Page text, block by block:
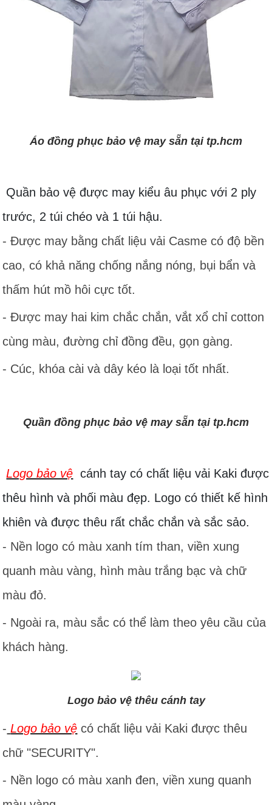
Áo đồng phục bảo vệ may sẵn tại tp.hcm
Quần bảo vệ được may kiểu âu phục với 2 ply
trước, 2 túi chéo và 1 túi hậu.
- Được may bằng chất liệu vải Casme có độ bền
cao, có khả năng chống nắng nóng, bụi bẩn và
thấm hút mồ hôi cực tốt.
- Được may hai kim chắc chắn, vắt xổ chỉ cotton
cùng màu, đường chỉ đồng đều, gọn gàng.
- Cúc, khóa cài và dây kéo là loại tốt nhất.
Quần đồng phục bảo vệ may sẵn tại tp.hcm
Logo bảo vệ cánh tay có chất liệu vải Kaki được
thêu hình và phối màu đẹp. Logo có thiết kế hình
khiên và được thêu rất chắc chắn và sắc sảo.
- Nền logo có màu xanh tím than, viền xung
quanh màu vàng, hình màu trắng bạc và chữ
màu đỏ.
- Ngoài ra, màu sắc có thể làm theo yêu cầu của
khách hàng.
Logo bảo vệ thêu cánh tay
- Logo bảo vệ có chất liệu vải Kaki được thêu
chữ "SECURITY".
- Nền logo có màu xanh đen, viền xung quanh